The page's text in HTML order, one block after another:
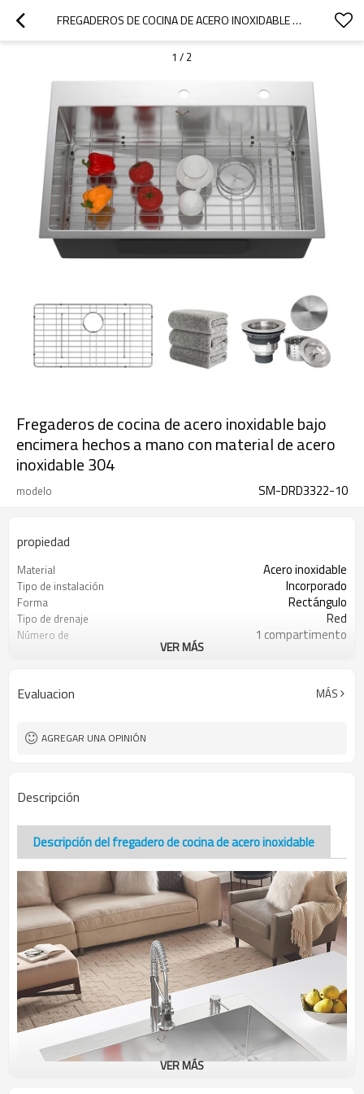
FREGADEROS DE COCINA DE ACERO INOXIDABLE BAJO ENCIMERA HECHOS A MANO CON MATERIAL DE ACERO INOXIDABLE 304
1 / 2
Fregaderos de cocina de acero inoxidable bajo
encimera hechos a mano con material de acero
inoxidable 304
modelo SM-DRD3322-10
propiedad
Material Acero inoxidable
Tipo de instalación Incorporado
Forma Rectángulo
Tipo de drenaje Red
Número de
1 compartimento
VER MÁS
Evaluacion MÁS
AGREGAR UNA OPINIÓN
Descripción
Descripción del fregadero de cocina de acero inoxidable
VER MÁS